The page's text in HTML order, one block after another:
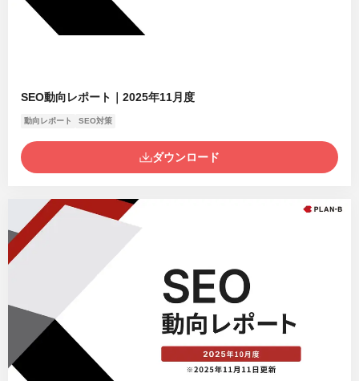
SEO動向レポート｜2025年11月度
動向レポート SEO対策
ダウンロード